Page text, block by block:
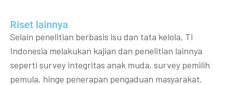
Riset lainnya​​
Selain penelitian berbasis isu dan tata kelola, TI
Indonesia melakukan kajian dan penelitian lainnya
seperti survey integritas anak muda, survey pemilih
pemula, hinge penerapan pengaduan masyarakat.